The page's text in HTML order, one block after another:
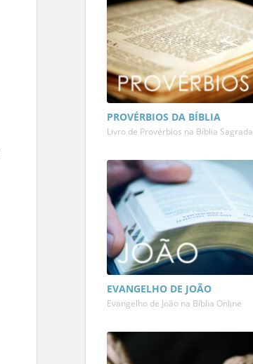
PROVÉRBIOS DA BÍBLIA
Livro de Provérbios na Bíblia Sagrada
EVANGELHO DE JOÃO
Evangelho de João na Bíblia Online